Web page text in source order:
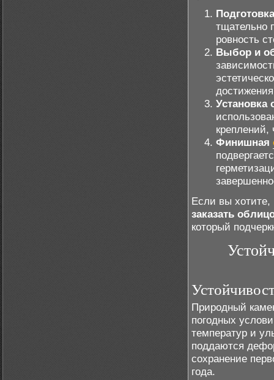
тщательно
ровность
Выбор и
Установка
креплений,
Финишная
Если вы хотите,
заказать
который
Природный
погодных
температур и
поддаются
сохранение
года.